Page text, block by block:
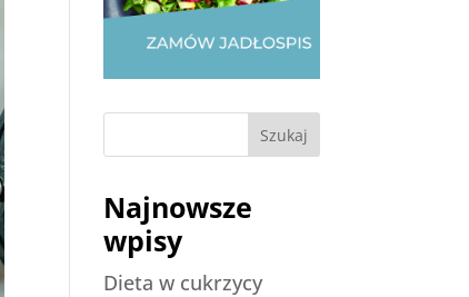
Szukaj
Najnowsze
wpisy
Dieta w cukrzycy